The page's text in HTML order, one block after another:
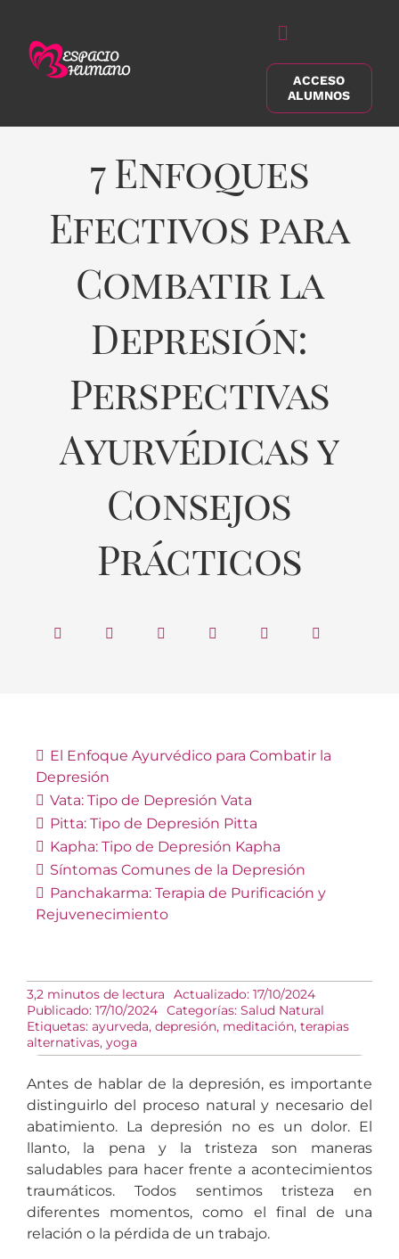
contenido
Alternar
navegación
Buscar:
ACCESO
ALUMNOS
7 Enfoques
Efectivos para
Combatir la
Depresión:
Perspectivas
Ayurvédicas y
Consejos
Prácticos
El Enfoque Ayurvédico para Combatir la
Depresión
Vata: Tipo de Depresión Vata
Pitta: Tipo de Depresión Pitta
Kapha: Tipo de Depresión Kapha
Síntomas Comunes de la Depresión
Panchakarma: Terapia de Purificación y
Rejuvenecimiento
3,2 minutos de lectura
Actualizado: 17/10/2024
Publicado: 17/10/2024 Categorías: Salud Natural
Etiquetas: ayurveda, depresión, meditación, terapias
alternativas, yoga
Antes de hablar de la depresión, es importante
distinguirlo del proceso natural y necesario del
abatimiento. La depresión no es un dolor. El
llanto, la pena y la tristeza son maneras
saludables para hacer frente a acontecimientos
traumáticos. Todos sentimos tristeza en
diferentes momentos, como el final de una
relación o la pérdida de un trabajo.